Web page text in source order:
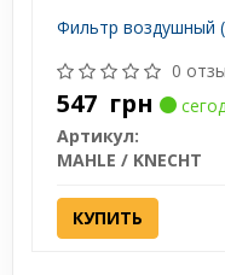
Фильтр воздушный
0
547 грн
Артикул:
MAHLE / KNECHT
КУПИТЬ